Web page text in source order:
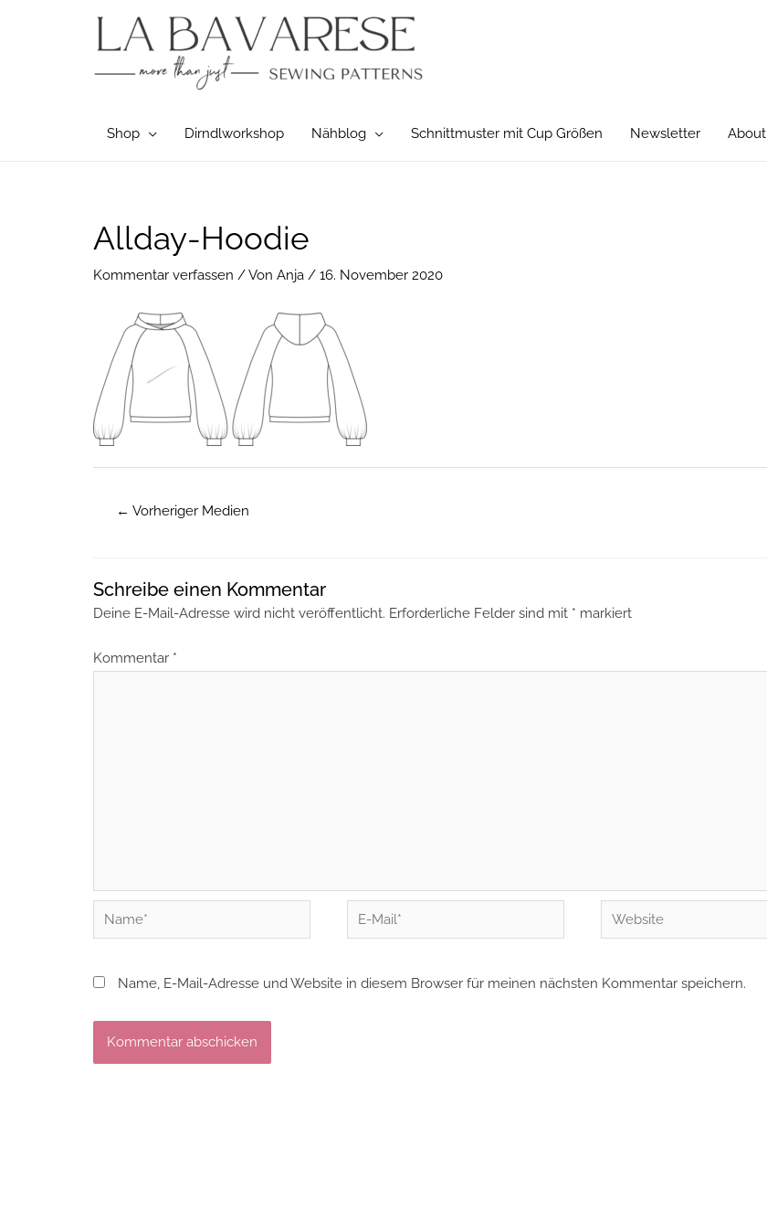
Shop Dirndlworkshop Nähblog Schnittmuster mit Cup Größen Newsletter About
Allday-Hoodie
Kommentar verfassen / Von Anja / 16. November 2020
Post
navigation
← Vorheriger Medien
Schreibe einen Kommentar
Deine E-Mail-Adresse wird nicht veröffentlicht. Erforderliche Felder sind mit * markiert
Kommentar *
Name*
E-
Mail*
Website
Name, E-Mail-Adresse und Website in diesem Browser für meinen nächsten Kommentar speichern.